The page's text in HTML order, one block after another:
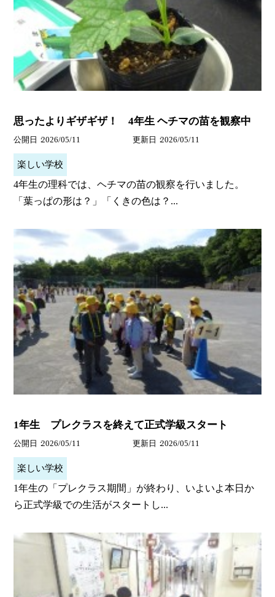
思ったよりギザギザ！ 4年生 ヘチマの苗を観察中
公開日 2026/05/11 更新日 2026/05/11
楽しい学校
4年生の理科では、ヘチマの苗の観察を行いました。
「葉っぱの形は？」「くきの色は？...
1年生 プレクラスを終えて正式学級スタート
公開日 2026/05/11 更新日 2026/05/11
楽しい学校
1年生の「プレクラス期間」が終わり、いよいよ本日か
ら正式学級での生活がスタートし...